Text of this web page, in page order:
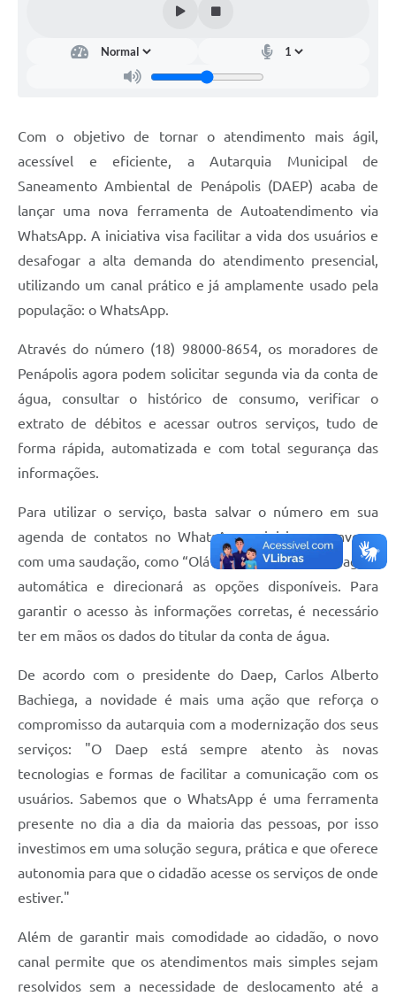
Legislação
Editais
Links
Serviços Online
Jornal
Agenda
Com o objetivo de tornar o atendimento mais ágil,
acessível e eficiente, a Autarquia Municipal de
Saneamento Ambiental de Penápolis (DAEP) acaba de
lançar uma nova ferramenta de Autoatendimento via
WhatsApp. A iniciativa visa facilitar a vida dos usuários e
desafogar a alta demanda do atendimento presencial,
utilizando um canal prático e já amplamente usado pela
população: o WhatsApp.
Através do número (18) 98000-8654, os moradores de
Penápolis agora podem solicitar segunda via da conta de
água, consultar o histórico de consumo, verificar o
extrato de débitos e acessar outros serviços, tudo de
forma rápida, automatizada e com total segurança das
informações.
Para utilizar o serviço, basta salvar o número em sua
agenda de contatos no WhatsApp e iniciar a conversa
com uma saudação, como “Olá”. O sistema fará a triagem
automática e direcionará as opções disponíveis. Para
garantir o acesso às informações corretas, é necessário
ter em mãos os dados do titular da conta de água.
De acordo com o presidente do Daep, Carlos Alberto
Bachiega, a novidade é mais uma ação que reforça o
compromisso da autarquia com a modernização dos seus
serviços: "O Daep está sempre atento às novas
tecnologias e formas de facilitar a comunicação com os
usuários. Sabemos que o WhatsApp é uma ferramenta
presente no dia a dia da maioria das pessoas, por isso
investimos em uma solução segura, prática e que oferece
autonomia para que o cidadão acesse os serviços de onde
estiver."
Além de garantir mais comodidade ao cidadão, o novo
canal permite que os atendimentos mais simples sejam
resolvidos sem a necessidade de deslocamento até a